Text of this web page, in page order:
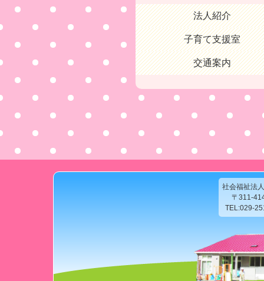
法人紹介
子育て支援室
交通案内
社会福祉法
〒311-
TEL:029-